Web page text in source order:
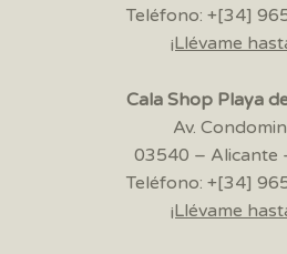
Teléfono: +[34]
¡Llévame
Cala Shop Playa
Av.
03540 – Alicante
Teléfono: +[34]
¡Llévame